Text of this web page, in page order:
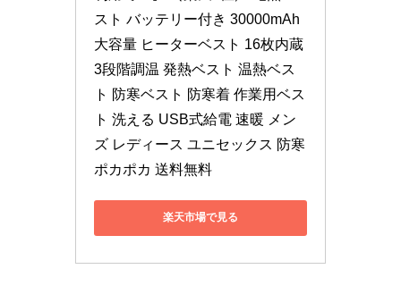
スト バッテリー付き 30000mAh
大容量 ヒーターベスト 16枚内蔵
3段階調温 発熱ベスト 温熱ベス
ト 防寒ベスト 防寒着 作業用ベス
ト 洗える USB式給電 速暖 メン
ズ レディース ユニセックス 防寒
ポカポカ 送料無料
楽天市場で見る